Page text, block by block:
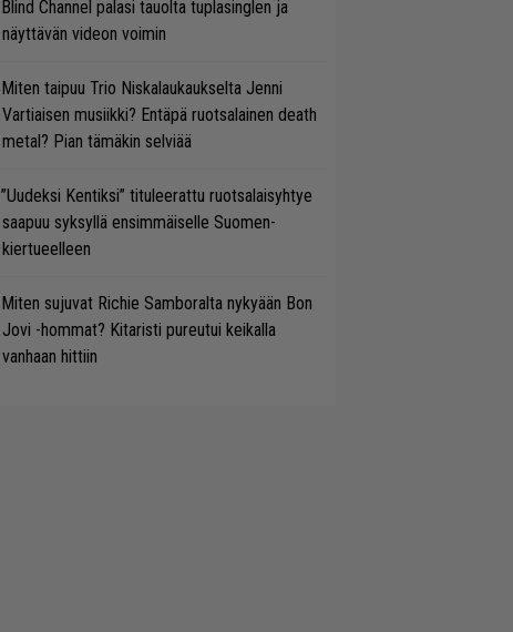
Blind Channel palasi tauolta tuplasinglen ja
näyttävän videon voimin
Miten taipuu Trio Niskalaukaukselta Jenni
Vartiaisen musiikki? Entäpä ruotsalainen death
metal? Pian tämäkin selviää
”Uudeksi Kentiksi” tituleerattu ruotsalaisyhtye
saapuu syksyllä ensimmäiselle Suomen-
kiertueelleen
Miten sujuvat Richie Samboralta nykyään Bon
Jovi -hommat? Kitaristi pureutui keikalla
vanhaan hittiin